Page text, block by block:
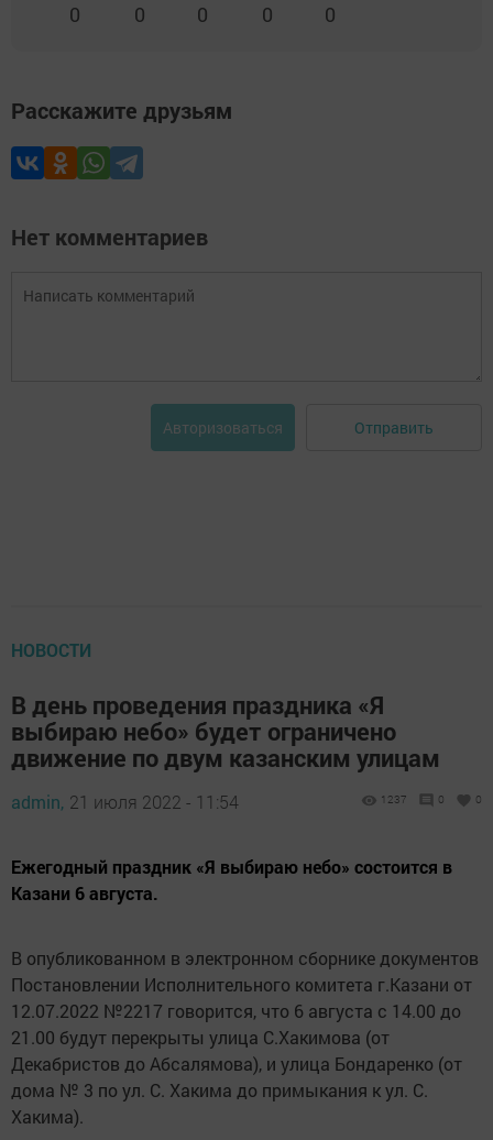
0 0 0 0 0
Расскажите друзьям
Нет комментариев
Авторизоваться Отправить
НОВОСТИ
В день проведения праздника «Я
выбираю небо» будет ограничено
движение по двум казанским улицам
admin, 21 июля 2022 - 11:54 1237 0 0
Ежегодный праздник «Я выбираю небо» состоится в
Казани 6 августа.
В опубликованном в электронном сборнике документов
Постановлении Исполнительного комитета г.Казани от
12.07.2022 №2217 говорится, что 6 августа с 14.00 до
21.00 будут перекрыты улица С.Хакимова (от
Декабристов до Абсалямова), и улица Бондаренко (от
дома № 3 по ул. С. Хакима до примыкания к ул. С.
Хакима).